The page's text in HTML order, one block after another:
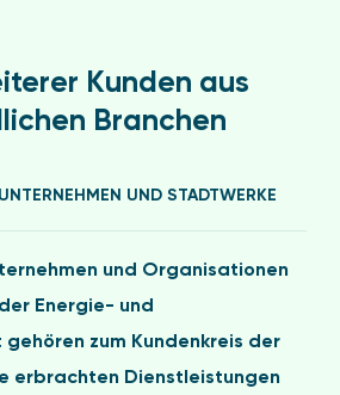
Kunden aus
Branchen
UND STADTWERKE
und Organisationen
Energie- und
zum Kundenkreis der
erbrachten Dienstleistungen